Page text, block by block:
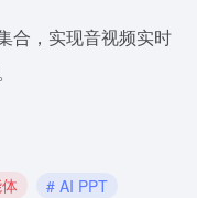
合，实现音视频实时
# AI PPT